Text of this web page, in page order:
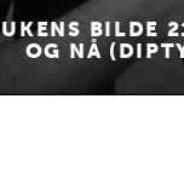
UKENS BILDE
OG NÅ